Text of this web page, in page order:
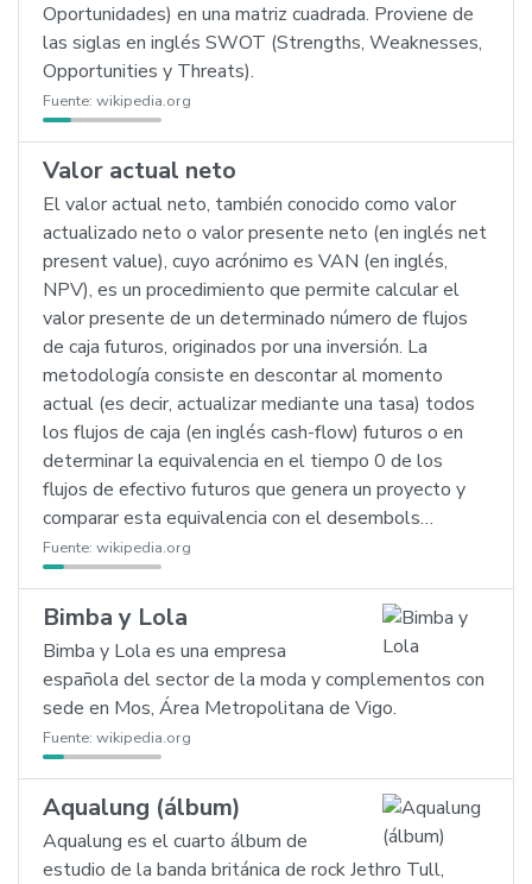
Oportunidades) en una matriz cuadrada. Proviene de
las siglas en inglés SWOT (Strengths, Weaknesses,
Opportunities y Threats).
Fuente: wikipedia.org
Valor actual neto
El valor actual neto, también conocido como valor
actualizado neto o valor presente neto (en inglés net
present value), cuyo acrónimo es VAN (en inglés,
NPV), es un procedimiento que permite calcular el
valor presente de un determinado número de flujos
de caja futuros, originados por una inversión. La
metodología consiste en descontar al momento
actual (es decir, actualizar mediante una tasa) todos
los flujos de caja (en inglés cash-flow) futuros o en
determinar la equivalencia en el tiempo 0 de los
flujos de efectivo futuros que genera un proyecto y
comparar esta equivalencia con el desembols…
Fuente: wikipedia.org
Bimba y Lola
Bimba y Lola es una empresa
española del sector de la moda y complementos con
sede en Mos, Área Metropolitana de Vigo.
Fuente: wikipedia.org
Aqualung (álbum)
Aqualung es el cuarto álbum de
estudio de la banda británica de rock Jethro Tull,